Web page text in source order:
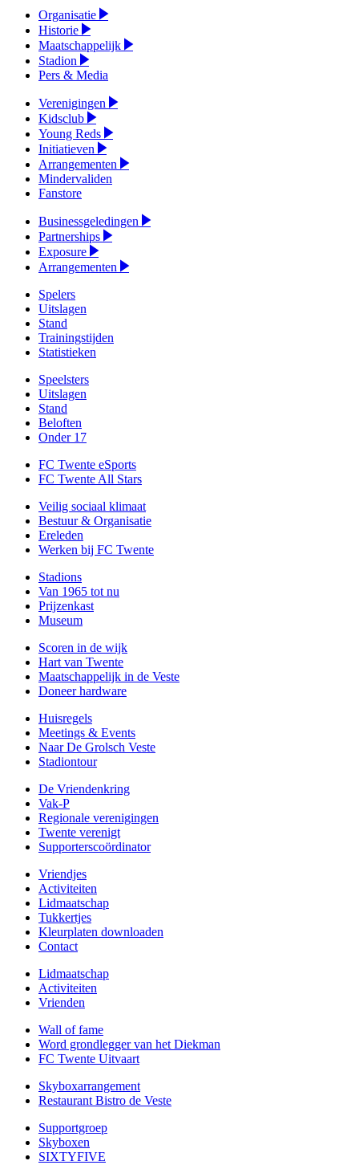
Organisatie
Historie
Maatschappelijk
Stadion
Pers & Media
Verenigingen
Kidsclub
Young Reds
Initiatieven
Arrangementen
Mindervaliden
Fanstore
Businessgeledingen
Partnerships
Exposure
Arrangementen
Spelers
Uitslagen
Stand
Trainingstijden
Statistieken
Speelsters
Uitslagen
Stand
Beloften
Onder 17
FC Twente eSports
FC Twente All Stars
Veilig sociaal klimaat
Bestuur & Organisatie
Ereleden
Werken bij FC Twente
Stadions
Van 1965 tot nu
Prijzenkast
Museum
Scoren in de wijk
Hart van Twente
Maatschappelijk in de Veste
Doneer hardware
Huisregels
Meetings & Events
Naar De Grolsch Veste
Stadiontour
De Vriendenkring
Vak-P
Regionale verenigingen
Twente verenigt
Supporterscoördinator
Vriendjes
Activiteiten
Lidmaatschap
Tukkertjes
Kleurplaten downloaden
Contact
Lidmaatschap
Activiteiten
Vrienden
Wall of fame
Word grondlegger van het Diekman
FC Twente Uitvaart
Skyboxarrangement
Restaurant Bistro de Veste
Supportgroep
Skyboxen
SIXTYFIVE